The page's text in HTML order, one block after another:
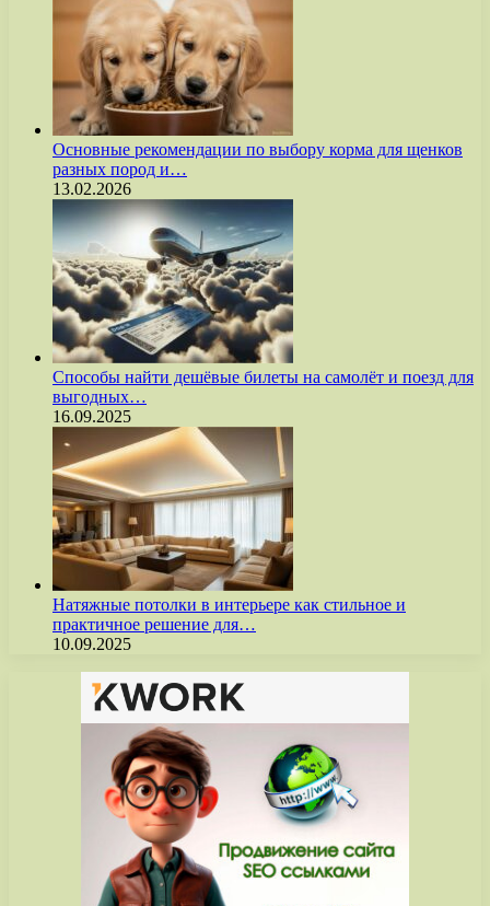
Основные рекомендации по выбору корма для щенков
разных пород и…
13.02.2026
Способы найти дешёвые билеты на самолёт и поезд для
выгодных…
16.09.2025
Натяжные потолки в интерьере как стильное и
практичное решение для…
10.09.2025